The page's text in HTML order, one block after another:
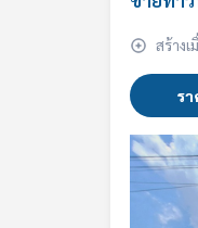
สร้าง
ร